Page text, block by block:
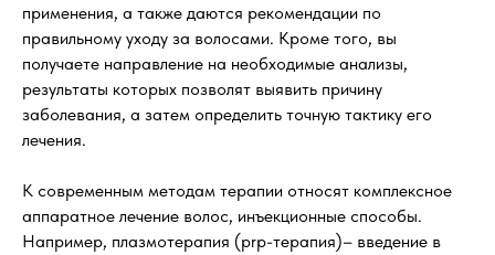
применения, а также даются рекомендации по
правильному уходу за волосами. Кроме того, вы
получаете направление на необходимые анализы,
результаты которых позволят выявить причину
заболевания, а затем определить точную тактику его
лечения.
К современным методам терапии относят комплексное
аппаратное лечение волос, инъекционные способы.
Например, плазмотерапия (prp-терапия)– введение в